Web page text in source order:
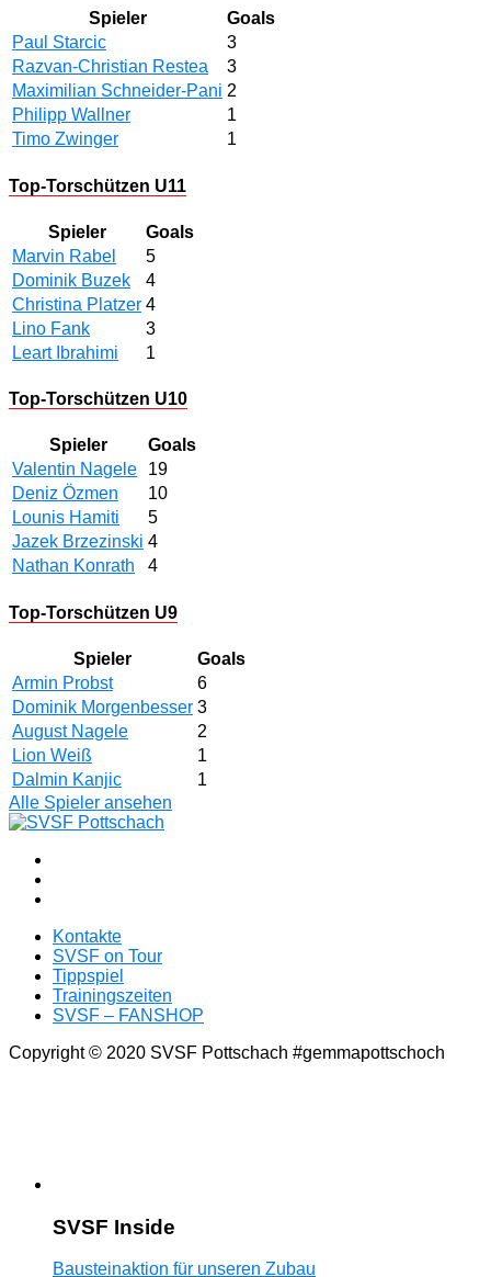
Spieler
Goals
Paul Starcic
3
Razvan-Christian Restea
3
Maximilian Schneider-Pani 2
Philipp Wallner
1
Timo Zwinger
1
Top-Torschützen U11
Spieler
Goals
Marvin Rabel
5
Dominik Buzek
4
Christina Platzer 4
Lino Fank
3
Leart Ibrahimi
1
Top-Torschützen U10
Spieler
Goals
Valentin Nagele
19
Deniz Özmen
10
Lounis Hamiti
5
Jazek Brzezinski 4
Nathan Konrath
4
Top-Torschützen U9
Spieler
Goals
Armin Probst
6
Dominik Morgenbesser 3
August Nagele
2
Lion Weiß
1
Dalmin Kanjic
1
Alle Spieler ansehen
Kontakte
SVSF on Tour
Tippspiel
Trainingszeiten
SVSF – FANSHOP
Copyright © 2020 SVSF Pottschach #gemmapottschoch
SVSF Inside
Bausteinaktion für unseren Zubau